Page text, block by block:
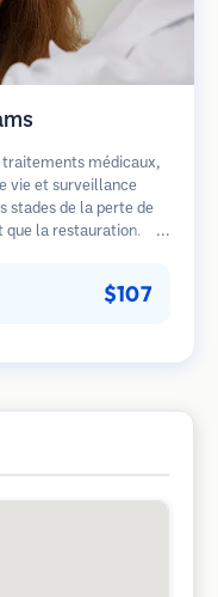
traitements médicaux,
vie et surveillance
stades de la perte de
que la restauration.
$107